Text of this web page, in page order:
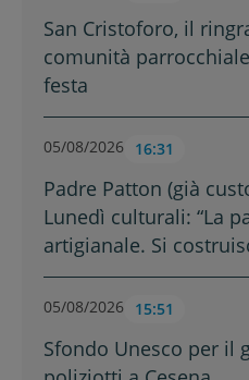
San Cristoforo, il
comunità
festa
05/08/2026 16:31
Padre Patton (già
Lunedì culturali: “La
artigianale. Si
05/08/2026 15:51
Sfondo Unesco per il